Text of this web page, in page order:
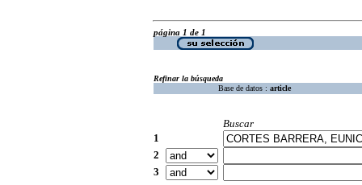
página 1 de 1
Refinar la búsqueda
Base de datos : article
Buscar
1
2
3